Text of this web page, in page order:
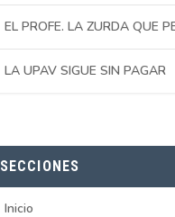
EL PROFE. LA ZURDA QUE
LA UPAV SIGUE SIN PAGAR
SECCIONES
Inicio